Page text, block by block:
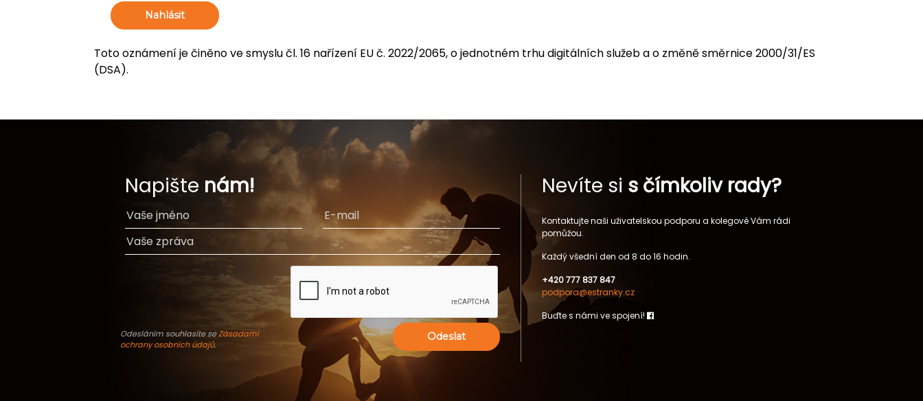
Nahlásit
Toto oznámení je činěno ve smyslu čl. 16 nařízení EU č. 2022/2065, o jednotném trhu digitálních služeb a o změně směrnice 2000/31/ES
(DSA).
Napište nám!
Odesláním souhlasíte seZásadami
ochrany osobních údajů.
Odeslat
Nevíte si s čímkoliv rady?
Kontaktujte naši uživatelskou podporu a kolegové Vám rádi
pomůžou.
Každý všední den od 8 do 16 hodin.
+420 777 837 847
podpora@estranky.cz
Buďte s námi ve spojení!